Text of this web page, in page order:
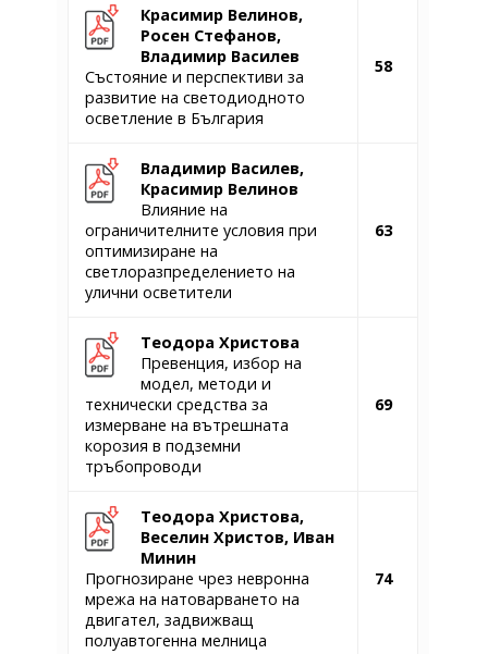
Красимир Велинов,
Росен Стефанов,
Владимир Василев
Състояние и перспективи за
развитие на светодиодното
осветление в България
58
Владимир Василев,
Красимир Велинов
Влияние на
ограничителните условия при
оптимизиране на
светлоразпределението на
улични осветители
63
Теодора Христова
Превенция, избор на
модел, методи и
технически средства за
измерване на вътрешната
корозия в подземни
тръбопроводи
69
Теодора Христова,
Веселин Христов, Иван
Минин
Прогнозиране чрез невронна
мрежа на натоварването на
двигател, задвижващ
полуавтогенна мелница
74